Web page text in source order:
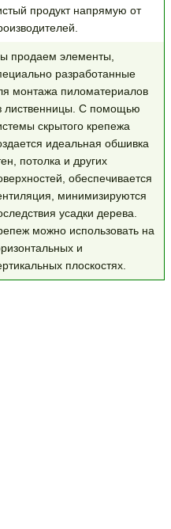
продукт напрямую от
продаем элементы,
разработанные
монтажа пиломатериалов
лиственницы. С помощью
скрытого крепежа
идеальная обшивка
потолка и других
обеспечивается
минимизируются
усадки дерева.
можно использовать на
и
плоскостях.